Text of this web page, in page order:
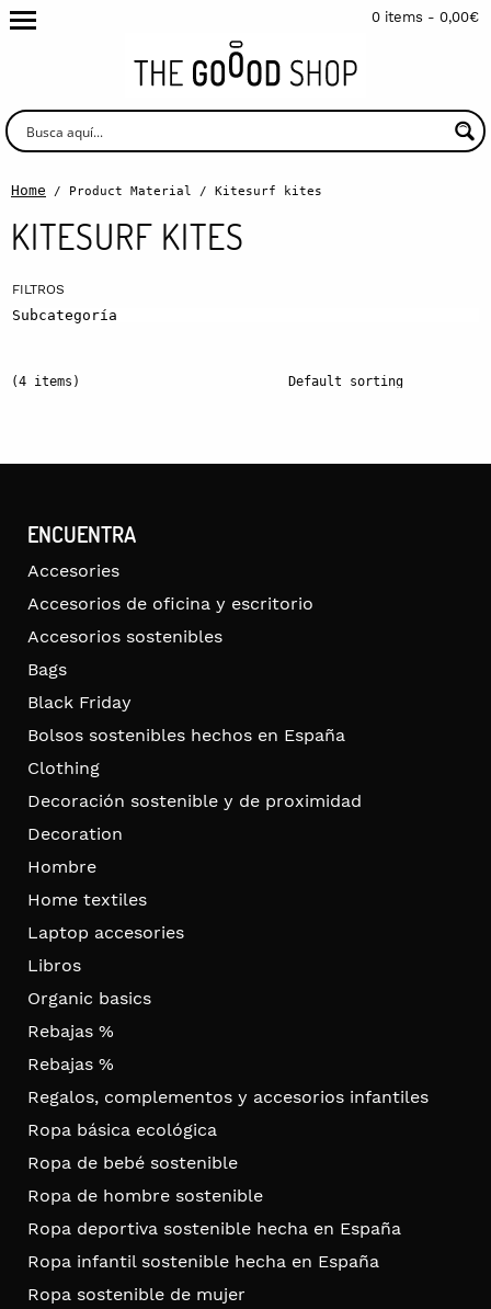
0 items - 0,00€
Home / Product Material / Kitesurf kites
KITESURF KITES
Subcategoría
(4 items)
ENCUENTRA
Accesories
Accesorios de oficina y escritorio
Accesorios sostenibles
Bags
Black Friday
Bolsos sostenibles hechos en España
Clothing
Decoración sostenible y de proximidad
Decoration
Hombre
Home textiles
Laptop accesories
Libros
Organic basics
Rebajas %
Rebajas %
Regalos, complementos y accesorios infantiles
Ropa básica ecológica
Ropa de bebé sostenible
Ropa de hombre sostenible
Ropa deportiva sostenible hecha en España
Ropa infantil sostenible hecha en España
Ropa sostenible de mujer